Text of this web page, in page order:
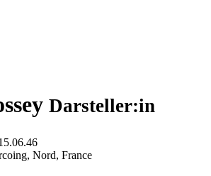
Darsteller:in
Nord, France